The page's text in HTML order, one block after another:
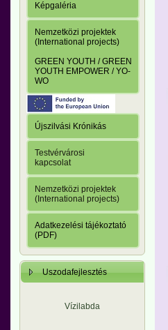
Képgaléria
Nemzetközi projektek
(International projects)
GREEN YOUTH / GREEN
YOUTH EMPOWER / YO-
WO
Újszilvási Krónikás
Testvérvárosi
kapcsolat
Nemzetközi projektek
(International projects)
Adatkezelési tájékoztató
(PDF)
Uszodafejlesztés
Vízilabda